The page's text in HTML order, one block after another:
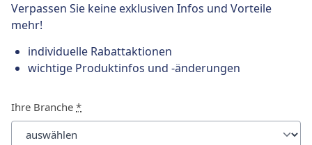
Verpassen Sie keine exklusiven Infos und Vorteile
mehr!
individuelle Rabattaktionen
wichtige Produktinfos und -änderungen
Ihre Branche *